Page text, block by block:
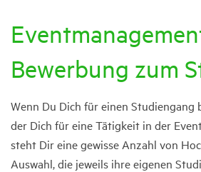
Bewerbung zum
Wenn Du Dich für einen Studiengang
der Dich für eine Tätigkeit in der
steht Dir eine gewisse Anzahl von
Auswahl, die jeweils ihre eigenen